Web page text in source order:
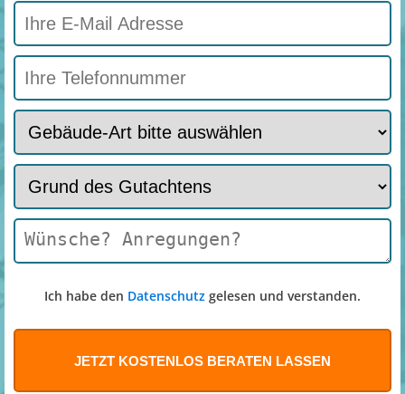
Ich habe den Datenschutz gelesen und verstanden.